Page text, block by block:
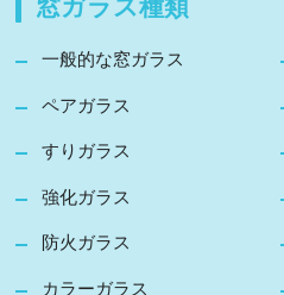
窓ガラス種類
一般的な窓ガラス
ペアガラス
すりガラス
強化ガラス
防火ガラス
カラーガラス